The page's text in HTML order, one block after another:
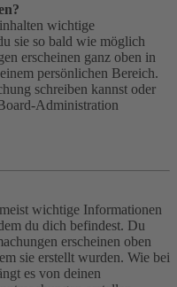
wichtige
sie so bald wie möglich
erscheinen ganz oben in
persönlichen Bereich.
schreiben kannst oder
Administration
wichtige Informationen
du dich befindest. Du
erscheinen oben
sie erstellt wurden. Wie bei
es von deinen